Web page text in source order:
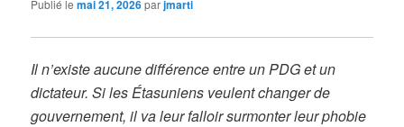
Publié lemai 21, 2026parjmarti
Il n’existe aucune différence entre un PDG et un
dictateur. Si les Étasuniens veulent changer de
gouvernement, il va leur falloir surmonter leur phobie